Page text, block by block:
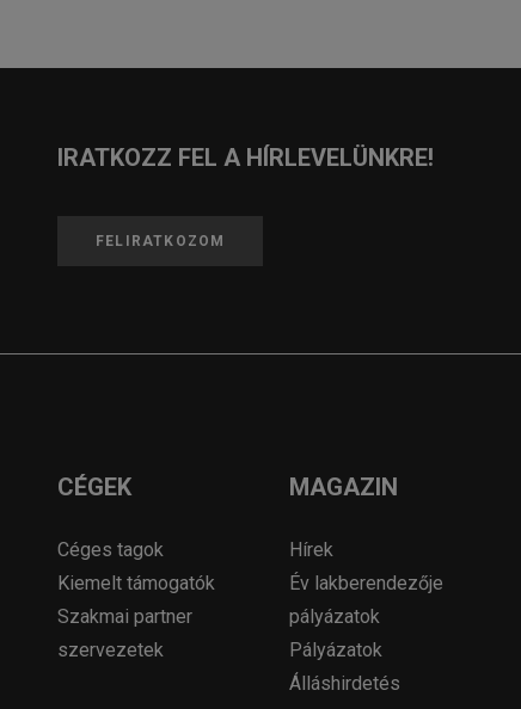
IRATKOZZ FEL A HÍRLEVELÜNKRE!
FELIRATKOZOM
CÉGEK
Céges tagok
Kiemelt támogatók
Szakmai partner
szervezetek
MAGAZIN
Hírek
Év lakberendezője
pályázatok
Pályázatok
Álláshirdetés